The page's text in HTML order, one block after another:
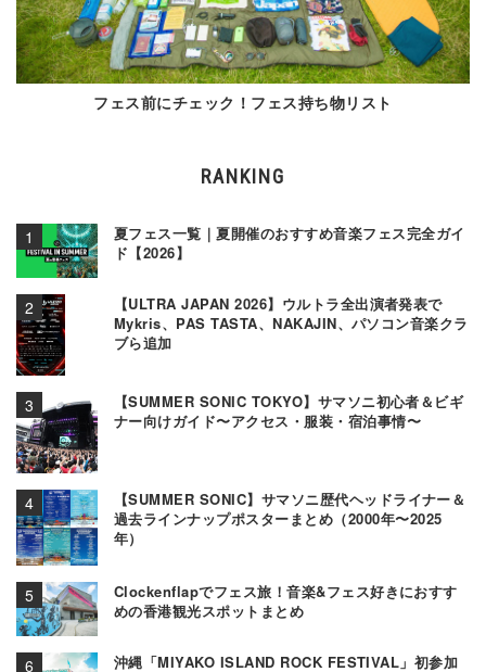
フェス前にチェック！フェス持ち物リスト
RANKING
夏フェス一覧｜夏開催のおすすめ音楽フェス完全ガイ
ド【2026】
【ULTRA JAPAN 2026】ウルトラ全出演者発表で
Mykris、PAS TASTA、NAKAJIN、パソコン音楽クラ
ブら追加
【SUMMER SONIC TOKYO】サマソニ初心者＆ビギ
ナー向けガイド〜アクセス・服装・宿泊事情〜
【SUMMER SONIC】サマソニ歴代ヘッドライナー＆
過去ラインナップポスターまとめ（2000年〜2025
年）
Clockenflapでフェス旅！音楽&フェス好きにおすす
めの香港観光スポットまとめ
沖縄「MIYAKO ISLAND ROCK FESTIVAL」初参加